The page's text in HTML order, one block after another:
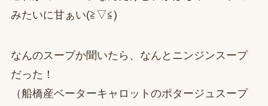
みたいに甘ぁい(≧▽≦)
なんのスープか聞いたら、なんとニンジンスープ
だった！
（船橋産ベーターキャロットのポタージュスープ